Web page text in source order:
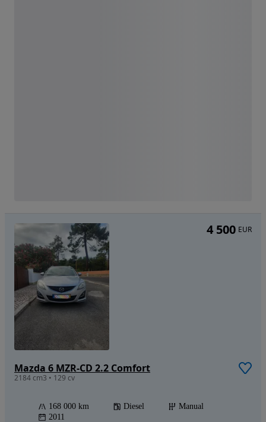
Mazda 6 MZR-CD 2.2 Comfort
2184 cm3 • 129 cv
168 000 km Diesel
Manual
2011
4 500 EUR